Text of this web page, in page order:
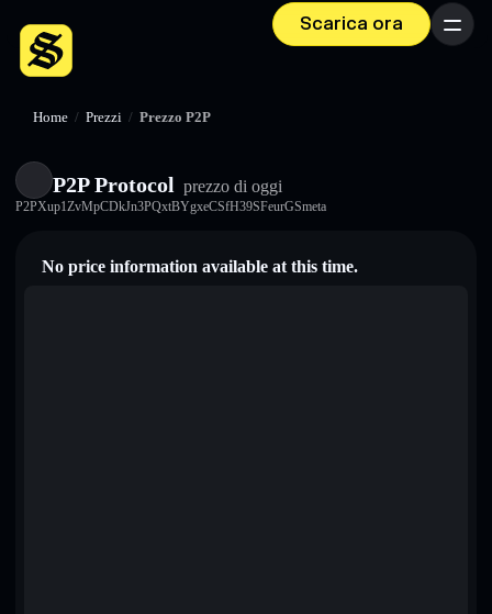
Scarica ora Menu
Home / Prezzi / Prezzo P2P
P2P Protocol prezzo di oggi
P2PXup1ZvMpCDkJn3PQxtBYgxeCSfH39SFeurGSmeta
No price information available at this time.